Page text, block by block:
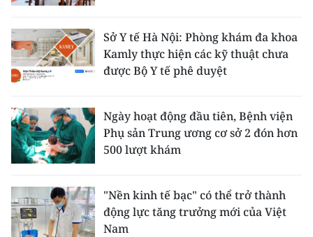
Sở Y tế Hà Nội: Phòng khám đa khoa
Kamly thực hiện các kỹ thuật chưa
được Bộ Y tế phê duyệt
Ngày hoạt động đầu tiên, Bệnh viện
Phụ sản Trung ương cơ sở 2 đón hơn
500 lượt khám
"Nền kinh tế bạc" có thể trở thành
động lực tăng trưởng mới của Việt
Nam